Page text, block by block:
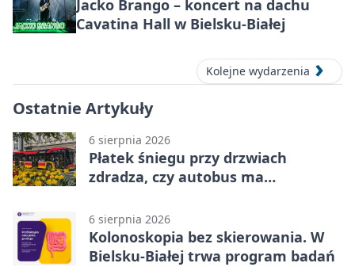
Jacko Brango – koncert na dachu
Cavatina Hall w Bielsku-Białej
Kolejne wydarzenia
Ostatnie Artykuły
6 sierpnia 2026
Płatek śniegu przy drzwiach
zdradza, czy autobus ma
6 sierpnia 2026
Kolonoskopia bez skierowania. W
Bielsku-Białej trwa program badań